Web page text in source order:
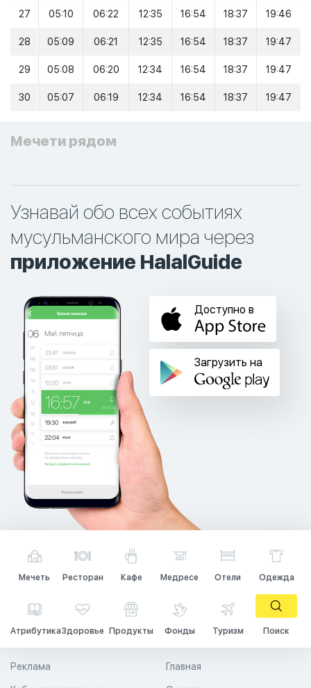
27 05:10 06:22 12:35 16:54 18:37 19:46
28 05:09 06:21 12:35 16:54 18:37 19:47
29 05:08 06:20 12:34 16:54 18:37 19:47
30 05:07 06:19 12:34 16:54 18:37 19:47
Мечети рядом
Узнавай обо всех событиях
мусульманского мира через
приложение HalalGuide
Доступно в
Загрузить на
Мечеть Ресторан Кафе Медресе Отели Одежда
АтрибутикаЗдоровье Продукты Фонды Туризм Поиск
Главная
Реклама